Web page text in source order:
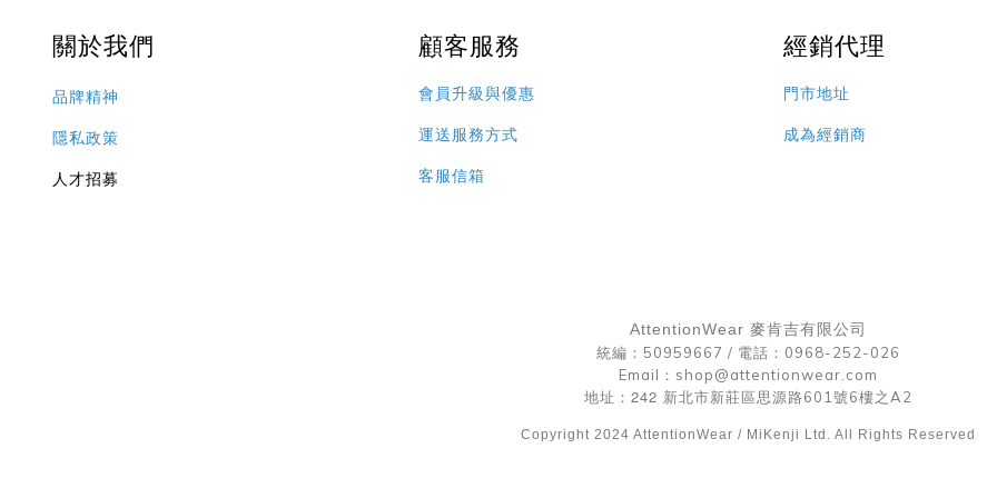
關於我們
品牌精神
隱私政策
人才招募
顧客服務
會員升級與優惠
運送服務方式
客服信箱
經銷代理
門市地址
成為經銷商
AttentionWear 麥肯吉有限公司
統編：50959667 / 電話：0968-252-026
Email：shop@attentionwear.com
地址： 242 新北市新莊區思源路601號6樓之A2
Copyright 2024 AttentionWear / MiKenji Ltd. All Rights Reserved